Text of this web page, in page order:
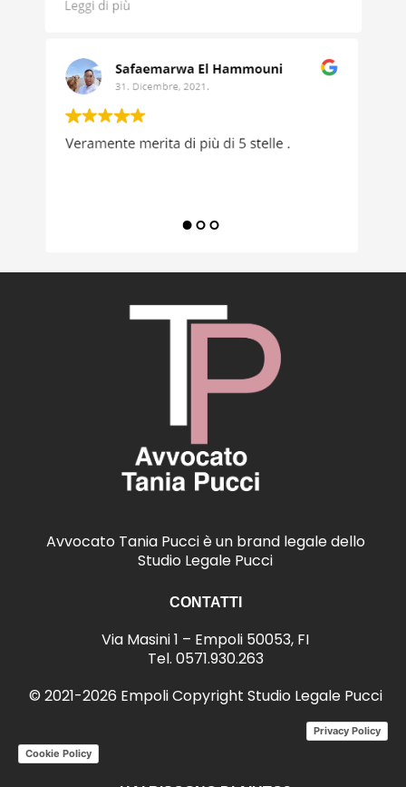
Avvocato Tania Pucci è un brand legale dello
Studio Legale Pucci
CONTATTI
Via Masini 1 – Empoli 50053, FI
Tel. 0571.930.263
© 2021-2026 Empoli Copyright Studio Legale Pucci
Privacy Policy
Cookie Policy